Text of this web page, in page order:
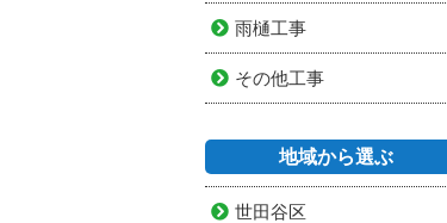
雨樋工事
その他工事
地域から選ぶ
世田谷区